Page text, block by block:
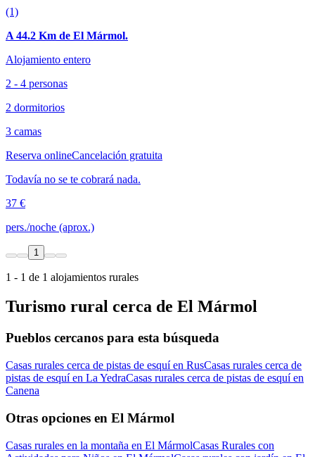
(1)
A 44.2 Km de El Mármol.
Alojamiento entero
2 - 4 personas
2 dormitorios
3 camas
Reserva onlineCancelación gratuita
Todavía no se te cobrará nada.
37 €
pers./noche (aprox.)
1
1 - 1 de 1 alojamientos rurales
Turismo rural cerca de El Mármol
Pueblos cercanos para esta búsqueda
Casas rurales cerca de pistas de esquí en RusCasas rurales cerca de
pistas de esquí en La YedraCasas rurales cerca de pistas de esquí en
Canena
Otras opciones en El Mármol
Casas rurales en la montaña en El MármolCasas Rurales con